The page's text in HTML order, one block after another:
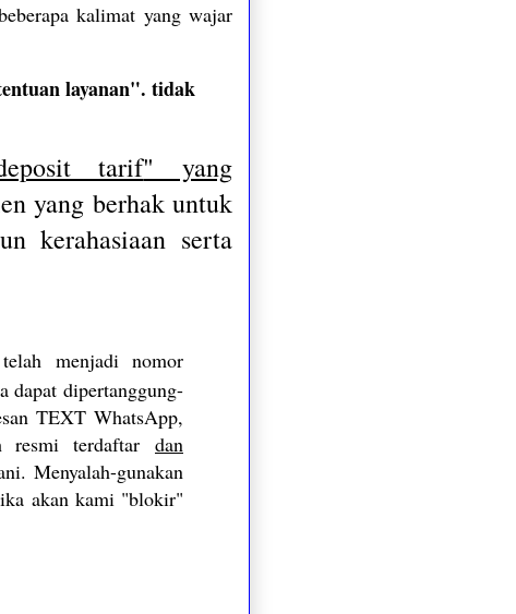
kalimat yang wajar
layanan". tidak
tarif" yang
yang berhak untuk
kerahasiaan serta
menjadi nomor
dapat dipertanggung-
TEXT WhatsApp,
resmi terdaftar dan
Menyalah-gunakan
akan kami "blokir"